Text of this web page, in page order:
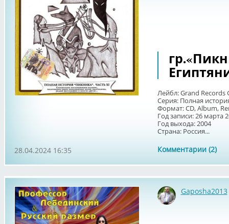
Лейбл: Grand Records
Серия: Полная
Формат: CD, Album,
Год записи: 26 марта
Год выхода: 2004
Страна: Россия...
Комментарии (2)
28.04.2024 16:35
Gaposha2013